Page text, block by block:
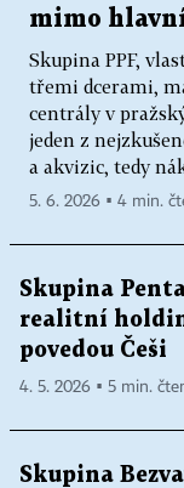
mimo
Skupina PPF,
třemi dcerami,
centrály v
jeden z
a akvizic, tedy
5. 6. 2026 ▪ 4 min.
Skupina
realitní
povedou Češi
4. 5. 2026 ▪ 5 min.
Skupina